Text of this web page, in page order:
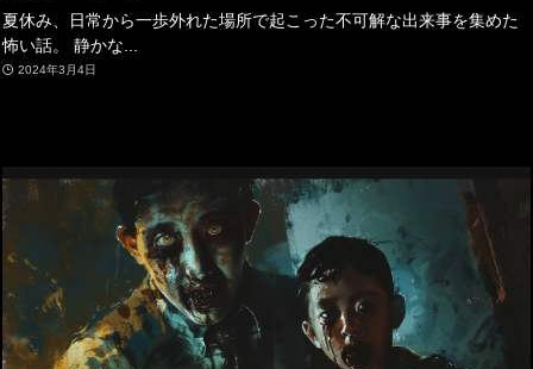
夏休み、日常から一歩外れた場所で起こった不可解な出来事を集めた
怖い話。 静かな...
2024年3月4日